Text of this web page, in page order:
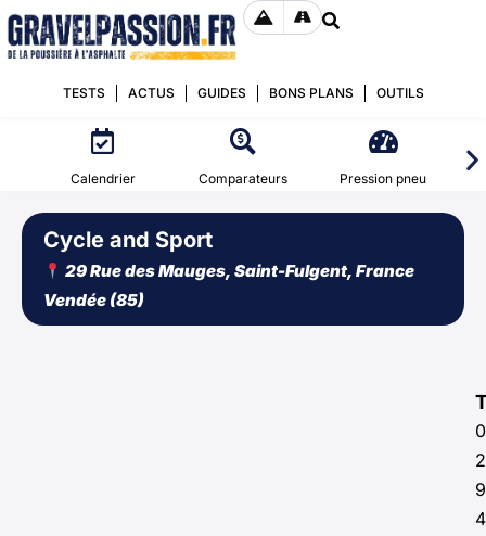
TESTS ACTUS GUIDES BONS PLANS OUTILS
Calendrier Comparateurs Pression pneu
Cycle and Sport
29 Rue des Mauges, Saint-Fulgent, France
Vendée (85)